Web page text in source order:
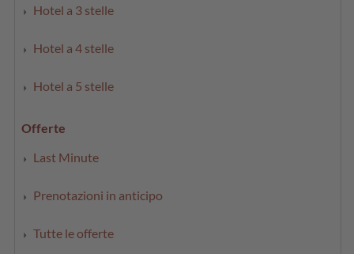
Hotel a 3 stelle
Hotel a 4 stelle
Hotel a 5 stelle
Offerte
Last Minute
Prenotazioni in anticipo
Tutte le offerte